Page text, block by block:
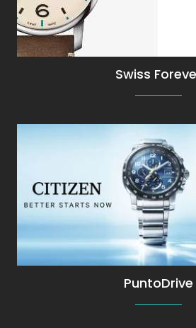
Swiss
Relojes CITIZEN Titanium
PuntoDrive